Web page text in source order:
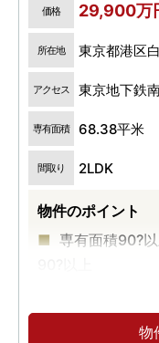
価格 29,900万
所在地 東京都港区
アクセス 東京地下鉄
専有面積 68.38平米
間取り 2LDK
物件のポイント
専有面積90?
都営三田線・
可能
物